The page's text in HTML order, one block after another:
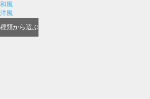
和風
洋風
種類から選ぶ